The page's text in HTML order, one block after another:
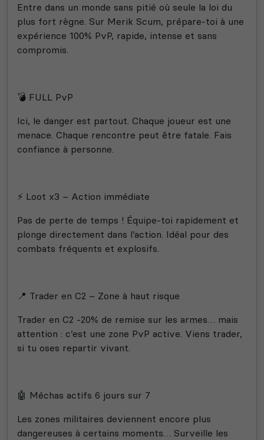
Entre dans un monde sans pitié où seule la loi du
plus fort règne. Sur Merik Scum, prépare-toi à une
expérience 100% PvP, rapide, intense et sans
compromis.
💣 FULL PvP
Ici, le danger est partout. Chaque joueur est une
menace. Chaque rencontre peut être fatale. Fais
confiance à personne.
⚡ Loot x3 – Action immédiate
Pas de perte de temps ! Équipe-toi rapidement et
plonge directement dans l’action. Idéal pour des
combats fréquents et explosifs.
📍 Trader en C2 – Zone à haut risque
Trader en C2 -20% de remise sur les armes… mais
attention : c’est une zone PvP active. Viens trader,
si tu oses repartir vivant.
🤖 Méchas actifs 6 jours sur 7
Les zones militaires deviennent encore plus
dangereuses à certains moments… Surveille les